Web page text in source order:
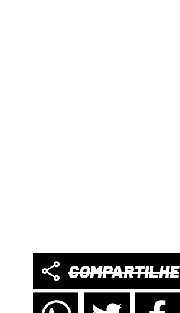
COMPARTILHE